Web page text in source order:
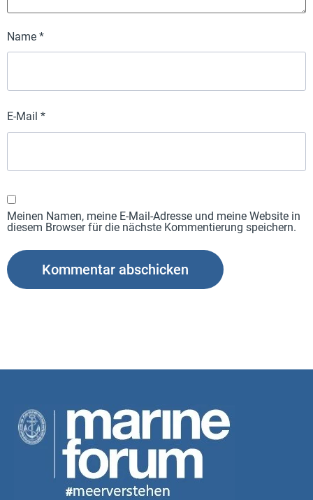
Name *
E-Mail *
Meinen Namen, meine E-Mail-Adresse und meine Website in
diesem Browser für die nächste Kommentierung speichern.